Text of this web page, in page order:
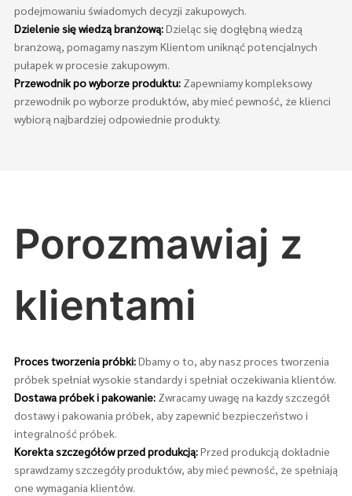
podejmowaniu świadomych decyzji zakupowych.
Dzielenie się wiedzą branżową:Dzieląc się dogłębną wiedzą
branżową, pomagamy naszym Klientom uniknąć potencjalnych
pułapek w procesie zakupowym.
Przewodnik po wyborze produktu: Zapewniamy kompleksowy
przewodnik po wyborze produktów, aby mieć pewność, że klienci
wybiorą najbardziej odpowiednie produkty.
Porozmawiaj z
klientami
Proces tworzenia próbki:Dbamy o to, aby nasz proces tworzenia
próbek spełniał wysokie standardy i spełniał oczekiwania klientów.
Dostawa próbek i pakowanie: Zwracamy uwagę na każdy szczegół
dostawy i pakowania próbek, aby zapewnić bezpieczeństwo i
integralność próbek.
Korekta szczegółów przed produkcją:Przed produkcją dokładnie
sprawdzamy szczegóły produktów, aby mieć pewność, że spełniają
one wymagania klientów.